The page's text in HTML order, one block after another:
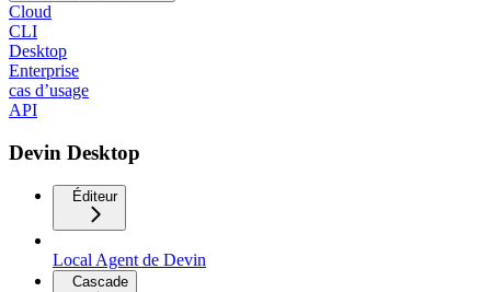
Cloud
CLI
Desktop
Enterprise
cas d’usage
API
Devin Desktop
Éditeur
Local Agent de Devin
Cascade